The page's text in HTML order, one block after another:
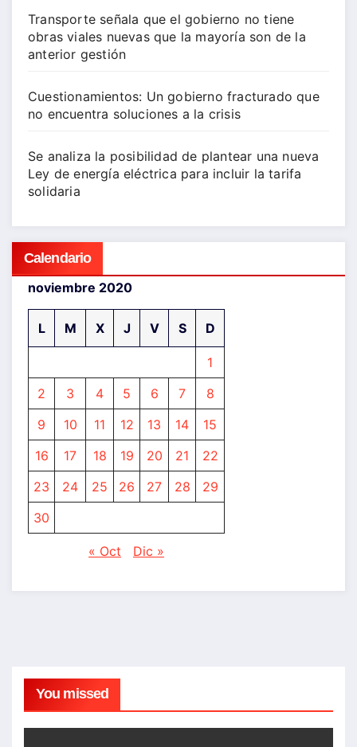
Transporte señala que el gobierno no tiene
obras viales nuevas que la mayoría son de la
anterior gestión
Cuestionamientos: Un gobierno fracturado que
no encuentra soluciones a la crisis
Se analiza la posibilidad de plantear una nueva
Ley de energía eléctrica para incluir la tarifa
solidaria
Calendario
noviembre 2020
L M X J V S D
1
2
3 4 5 6 7
8
9
10 11 12 13 14
15
16
17 18 19 20 21
22
23
24 25 26 27 28
29
30
« Oct Dic »
You missed